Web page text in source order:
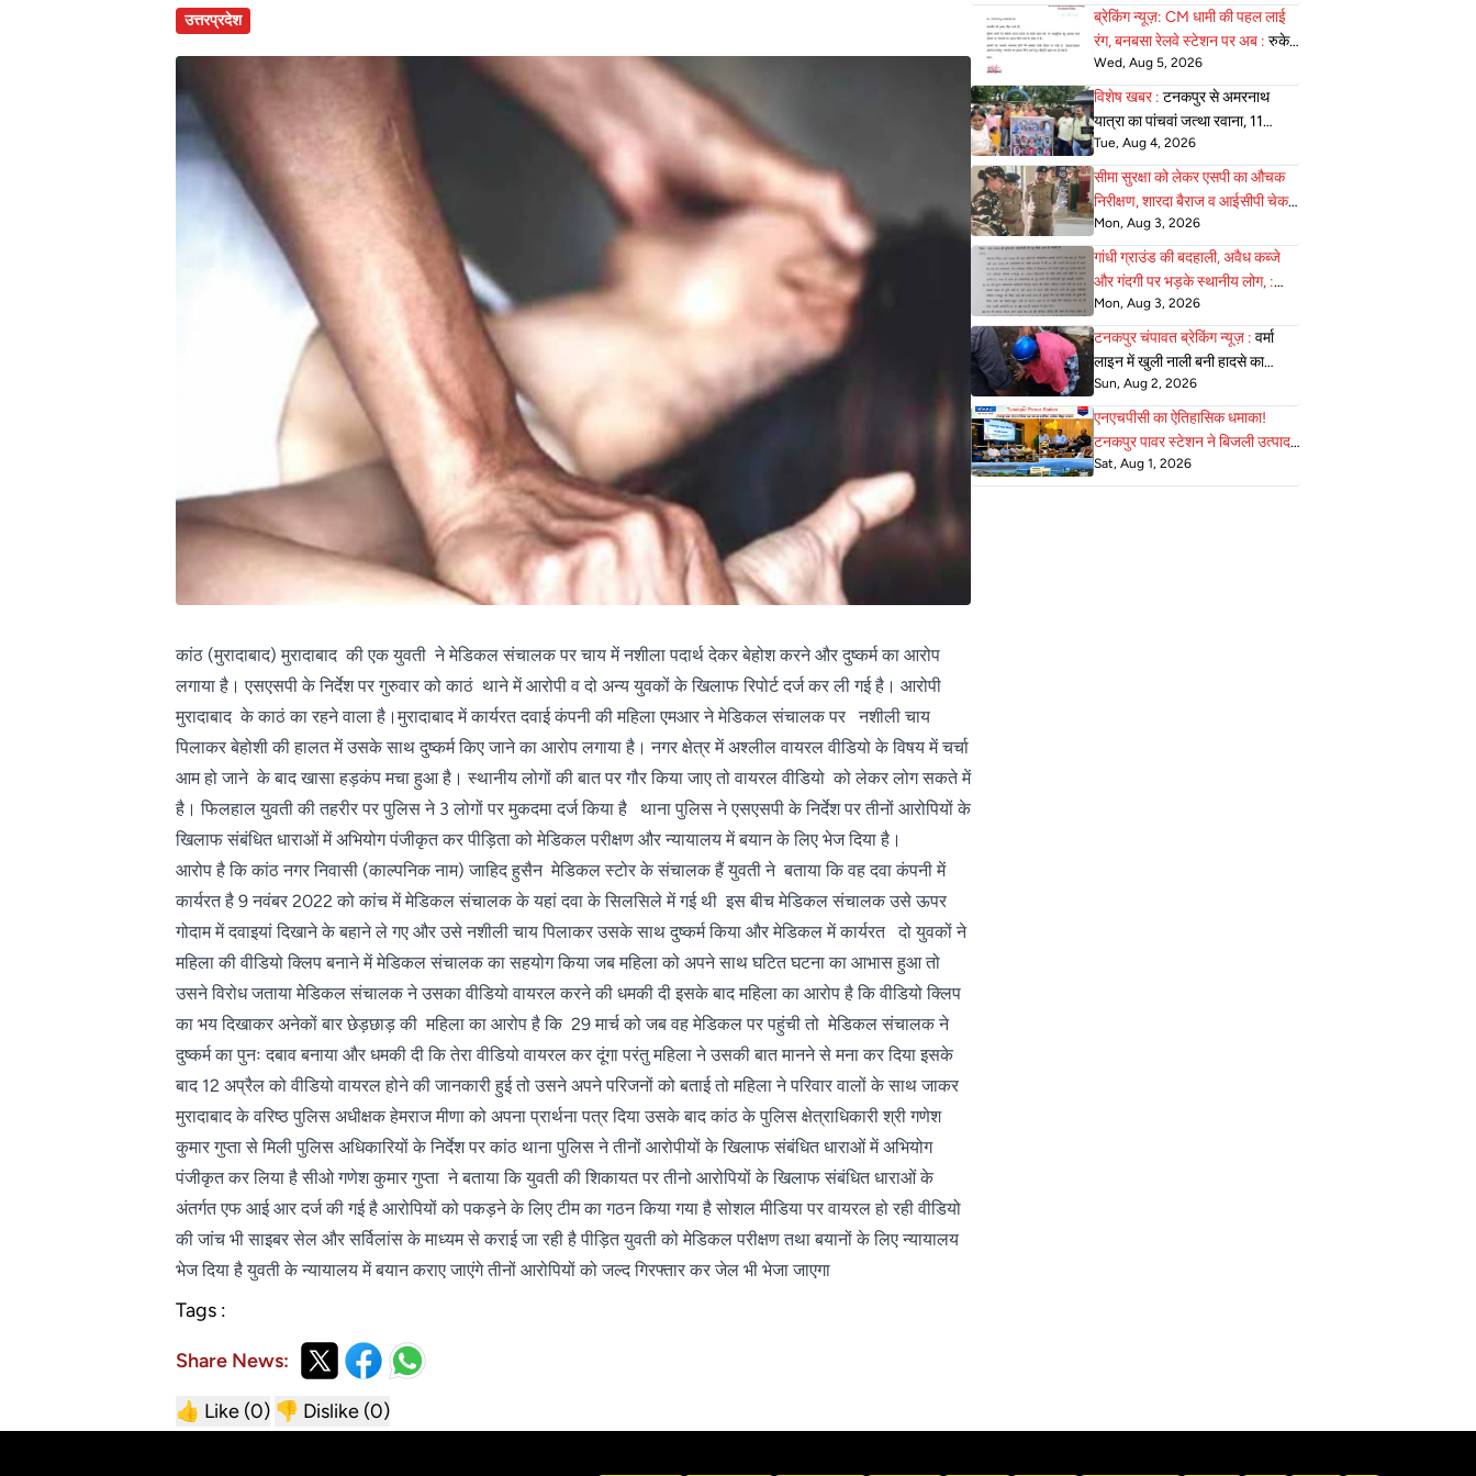
उत्तरप्रदेश
कांठ (मुरादाबाद) मुरादाबाद की एक युवती ने मेडिकल संचालक पर चाय में नशीला पदार्थ देकर बेहोश करने और दुष्कर्म का आरोप
लगाया है। एसएसपी के निर्देश पर गुरुवार को काठं थाने में आरोपी व दो अन्य युवकों के खिलाफ रिपोर्ट दर्ज कर ली गई है। आरोपी
मुरादाबाद के काठं का रहने वाला है।मुरादाबाद में कार्यरत दवाई कंपनी की महिला एमआर ने मेडिकल संचालक पर नशीली चाय
पिलाकर बेहोशी की हालत में उसके साथ दुष्कर्म किए जाने का आरोप लगाया है। नगर क्षेत्र में अश्लील वायरल वीडियो के विषय में चर्चा
आम हो जाने के बाद खासा हड़कंप मचा हुआ है। स्थानीय लोगों की बात पर गौर किया जाए तो वायरल वीडियो को लेकर लोग सकते में
है। फिलहाल युवती की तहरीर पर पुलिस ने 3 लोगों पर मुकदमा दर्ज किया है थाना पुलिस ने एसएसपी के निर्देश पर तीनों आरोपियों के
खिलाफ संबंधित धाराओं में अभियोग पंजीकृत कर पीड़िता को मेडिकल परीक्षण और न्यायालय में बयान के लिए भेज दिया है।
आरोप है कि कांठ नगर निवासी (काल्पनिक नाम) जाहिद हुसैन मेडिकल स्टोर के संचालक हैं युवती ने बताया कि वह दवा कंपनी में
कार्यरत है 9 नवंबर 2022 को कांच में मेडिकल संचालक के यहां दवा के सिलसिले में गई थी इस बीच मेडिकल संचालक उसे ऊपर
गोदाम में दवाइयां दिखाने के बहाने ले गए और उसे नशीली चाय पिलाकर उसके साथ दुष्कर्म किया और मेडिकल में कार्यरत दो युवकों ने
महिला की वीडियो क्लिप बनाने में मेडिकल संचालक का सहयोग किया जब महिला को अपने साथ घटित घटना का आभास हुआ तो
उसने विरोध जताया मेडिकल संचालक ने उसका वीडियो वायरल करने की धमकी दी इसके बाद महिला का आरोप है कि वीडियो क्लिप
का भय दिखाकर अनेकों बार छेड़छाड़ की महिला का आरोप है कि 29 मार्च को जब वह मेडिकल पर पहुंची तो मेडिकल संचालक ने
दुष्कर्म का पुनः दबाव बनाया और धमकी दी कि तेरा वीडियो वायरल कर दूंगा परंतु महिला ने उसकी बात मानने से मना कर दिया इसके
बाद 12 अप्रैल को वीडियो वायरल होने की जानकारी हुई तो उसने अपने परिजनों को बताई तो महिला ने परिवार वालों के साथ जाकर
मुरादाबाद के वरिष्ठ पुलिस अधीक्षक हेमराज मीणा को अपना प्रार्थना पत्र दिया उसके बाद कांठ के पुलिस क्षेत्राधिकारी श्री गणेश
कुमार गुप्ता से मिली पुलिस अधिकारियों के निर्देश पर कांठ थाना पुलिस ने तीनों आरोपीयों के खिलाफ संबंधित धाराओं में अभियोग
पंजीकृत कर लिया है सीओ गणेश कुमार गुप्ता ने बताया कि युवती की शिकायत पर तीनो आरोपियों के खिलाफ संबंधित धाराओं के
अंतर्गत एफ आई आर दर्ज की गई है आरोपियों को पकड़ने के लिए टीम का गठन किया गया है सोशल मीडिया पर वायरल हो रही वीडियो
की जांच भी साइबर सेल और सर्विलांस के माध्यम से कराई जा रही है पीड़ित युवती को मेडिकल परीक्षण तथा बयानों के लिए न्यायालय
भेज दिया है युवती के न्यायालय में बयान कराए जाएंगे तीनों आरोपियों को जल्द गिरफ्तार कर जेल भी भेजा जाएगा
Tags :
Share News:
👍 Like (0) 👎 Dislike (0)
ब्रेकिंग न्यूज़: CM धामी की पहल लाई
रंग, बनबसा रेलवे स्टेशन पर अब : रुकेगी
अछनेरा–टनकपुर एक्सप्रेस
Wed, Aug 5, 2026
विशेष खबर : टनकपुर से अमरनाथ
यात्रा का पांचवां जत्था रवाना, 11
अगस्त को होगी वापसी
Tue, Aug 4, 2026
सीमा सुरक्षा को लेकर एसपी का औचक
निरीक्षण, शारदा बैराज व आईसीपी चेक :
पोस्ट की व्यवस्थाएं परखी
Mon, Aug 3, 2026
गांधी ग्राउंड की बदहाली, अवैध कब्जे
और गंदगी पर भड़के स्थानीय लोग, :
एसडीएम को सौंपा ज्ञापन
Mon, Aug 3, 2026
टनकपुर चंपावत ब्रेकिंग न्यूज़ : वर्मा
लाइन में खुली नाली बनी हादसे का
कारण, पाइपलाइन कार्य के दौरान
शिक्षिका गिरी, बाल-बाल बचीं
Sun, Aug 2, 2026
एनएचपीसी का ऐतिहासिक धमाका!
टनकपुर पावर स्टेशन ने बिजली उत्पादन
के : सभी पुराने रिकॉर्ड तोड़ रचा नया
इतिहास
Sat, Aug 1, 2026